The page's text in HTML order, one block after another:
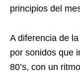
principios del
A diferencia de
por sonidos que
80’s, con un